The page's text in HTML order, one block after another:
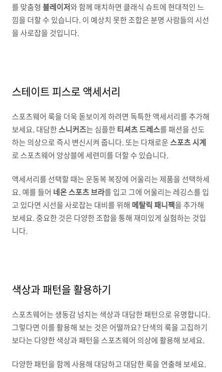
를 맞춤형 블레이저와 함께 매치하면 클래식 슈트에 현대적인 느
낌을 더할 수 있습니다. 이 예상치 못한 조합은 분명 사람들의 시선
을 사로잡을 것입니다.
스테이트 피스로 액세서리
스포츠웨어 룩을 더욱 돋보이게 하려면 독특한 액세서리를 추가해
보세요. 대담한스니커즈는 심플한티셔츠 드레스를 패션을 선도
하는 의상으로 즉시 변신시켜 줍니다. 또는 다채로운스포츠 시계
로 스포츠웨어 앙상블에 세련미를 더할 수 있습니다.
액세서리를 선택할 때는 운동복 복장에 어울리는 제품을 선택하세
요. 예를 들어 네온 스포츠 브라를 입고 그에 어울리는 레깅스를 입
고 있다면 시선을 사로잡는 대비를 위해 메탈릭 패니팩을 추가해
보세요. 중요한 것은 다양한 조합을 통해 재미있게 실험하는 것입
니다.
색상과 패턴을 활용하기
스포츠웨어는 생동감 넘치는 색상과 대담한 패턴으로 유명합니다.
그렇다면 이를 활용해 보는 것은 어떨까요? 단색의 룩을 고집하기
보다는 다양한 색상과 패턴을 스포츠웨어 의상에 활용해 보세요.
다양한 패턴을 함께 사용해 대담하고 대담한 룩을 연출해 보세요.